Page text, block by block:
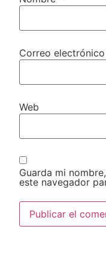
Correo electrónico
Web
Guarda mi
este navegador